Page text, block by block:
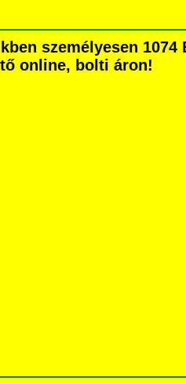
személyesen
online, bolti áron!